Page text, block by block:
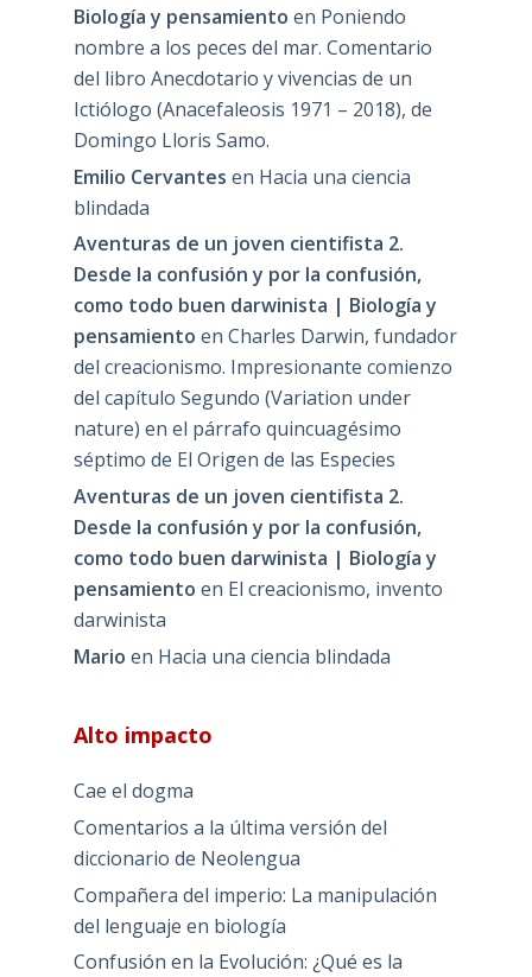
Biología y pensamiento en Poniendo
nombre a los peces del mar. Comentario
del libro Anecdotario y vivencias de un
Ictiólogo (Anacefaleosis 1971 – 2018), de
Domingo Lloris Samo.
Emilio Cervantes en Hacia una ciencia
blindada
Aventuras de un joven cientifista 2.
Desde la confusión y por la confusión,
como todo buen darwinista | Biología y
pensamiento en Charles Darwin, fundador
del creacionismo. Impresionante comienzo
del capítulo Segundo (Variation under
nature) en el párrafo quincuagésimo
séptimo de El Origen de las Especies
Aventuras de un joven cientifista 2.
Desde la confusión y por la confusión,
como todo buen darwinista | Biología y
pensamiento en El creacionismo, invento
darwinista
Mario en Hacia una ciencia blindada
Alto impacto
Cae el dogma
Comentarios a la última versión del
diccionario de Neolengua
Compañera del imperio: La manipulación
del lenguaje en biología
Confusión en la Evolución: ¿Qué es la